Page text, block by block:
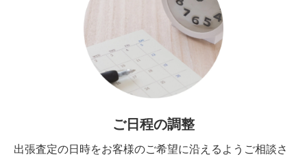
ご日程の調整
出張査定の日時をお客様のご希望に沿えるようご相談さ